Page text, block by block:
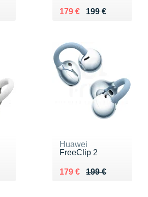
199 €
Au lieu de 199 €
179 €
Vendu 179 €
Huawei
FreeClip 2
199 €
Au lieu de 199 €
179 €
Vendu 179 €